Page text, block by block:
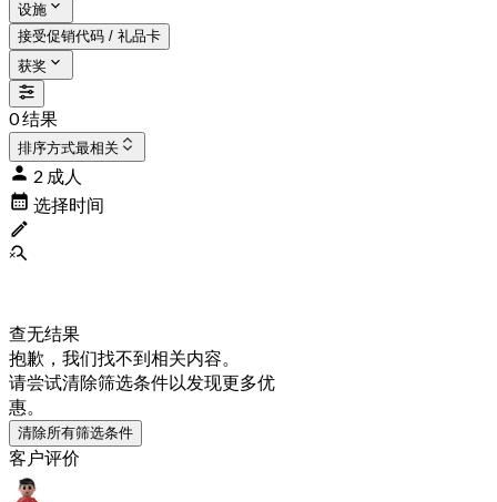
设施
接受促销代码 / 礼品卡
获奖
0 结果
排序方式最相关
2 成人
选择时间
查无结果
抱歉，我们找不到相关内容。
请尝试清除筛选条件以发现更多优
惠。
清除所有筛选条件
客户评价